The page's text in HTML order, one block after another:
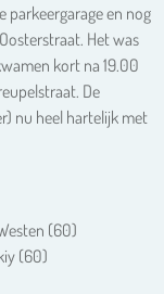
parkeergarage en nog
Het was
kort na 19.00
De
nu heel hartelijk met
(60)
(60)